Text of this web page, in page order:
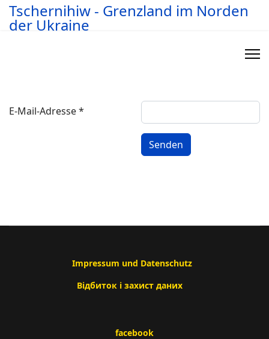
Tschernihiw - Grenzland im Norden
der Ukraine
E-Mail-Adresse*
Senden
Impressum und Datenschutz
Відбиток і захист даних
facebook